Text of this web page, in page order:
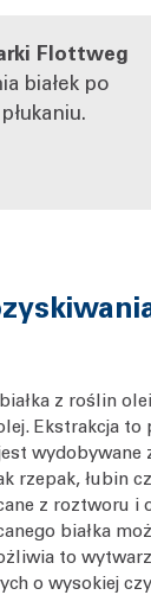
Flottweg
białek po
z roślin
Ekstrakcja
wydobywane
rzepak, łubin
z roztworu i
białka
to
o wysokiej